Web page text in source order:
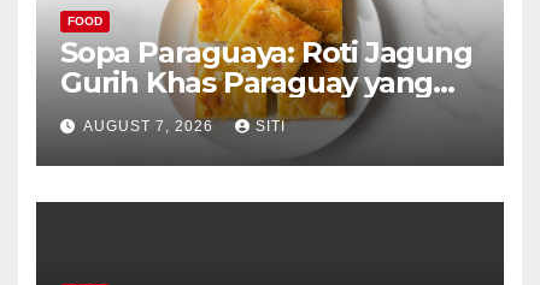
FOOD
Sopa Paraguaya: Roti Jagung
Gurih Khas Paraguay yang
Unik
AUGUST 7, 2026 SITI